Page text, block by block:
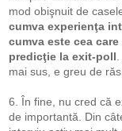
mod obişnuit de
cumva experienţa
cumva este cea
predicţie la exit-poll
mai sus, e greu de
6. În fine, nu cred că
de importantă. Din